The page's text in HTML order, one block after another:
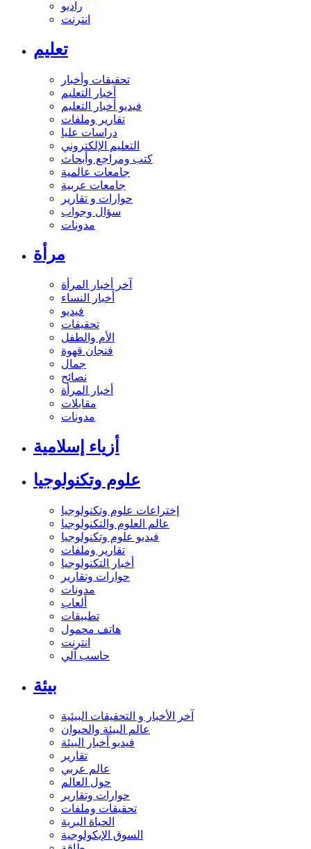
راديو
انترنت
تعليم
تحقيقات وأخبار
أخبار التعليم
فيديو أخبار التعليم
تقارير وملفات
دراسات عليا
التعليم الإلكتروني
كتب ومراجع وأبحاث
جامعات عالمية
جامعات عربية
حوارات و تقارير
سؤال وجواب
مدونات
مرأة
آخر أخبار المرأة
أخبار النساء
فيديو
تحقيقات
الأم والطفل
فنجان قهوة
جمال
نصائح
أخبار المرأة
مقابلات
مدونات
أزياء إسلامية
علوم وتكنولوجيا
إختراعات علوم وتكنولوجيا
عالم العلوم والتكنولوجيا
فيديو علوم وتكنولوجيا
تقارير وملفات
أخبار التكنولوجيا
حوارات وتقارير
مدونات
ألعاب
تطبيقات
هاتف محمول
انترنت
حاسب آلي
بيئة
آخر الأخبار و التحقيقات البيئية
عالم البيئة والحيوان
فيديو أخبار البيئة
تقارير
عالم عربي
حول العالم
حوارات وتقارير
تحقيقات وملفات
الحياة البرية
السوق الإيكولوجية